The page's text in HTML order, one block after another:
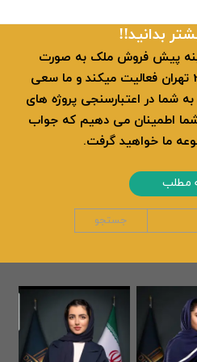
بدانید!!
دیار 22 در زمینه پیش فروش ملک به صورت
تخصصی و متمرکز در منطقه 22 تهران فعالیت میکند و ما سعی
شما در اعتبارسنجی پروژه های
اطمینان می دهیم که جواب
ما خواهید گرفت.
مطلب
جستجو